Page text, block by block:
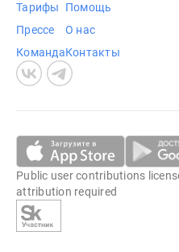
Тарифы
Прессе
Команда
Помощь
О нас
Контакты
Public user contributions
attribution required